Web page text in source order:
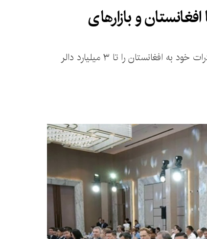
و بازارهای
بر اساس این گزارش، قزاقستان هدف‌گذاری کرده است که میزان صادرات خود به افغانستان را تا ۳ میلیارد دالر